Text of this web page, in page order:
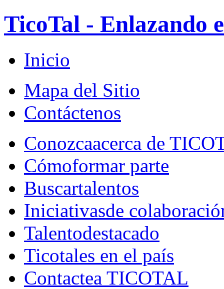
TicoTal - Enlazando
Inicio
Mapa del Sitio
Contáctenos
Conozcaacerca de
Cómoformar parte
Buscartalentos
Iniciativasde
Talentodestacado
Ticotales en el país
Contactea TICOTAL